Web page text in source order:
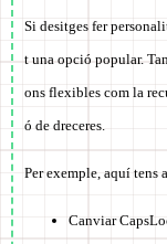
Si desitges fer
t una opció popular.
ons flexibles com la
ó de dreceres.
Per exemple, aquí tens
Canviar